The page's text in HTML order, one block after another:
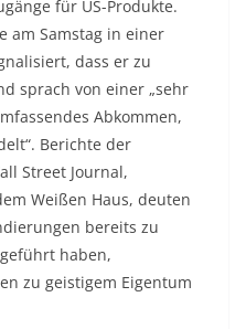
für US-Produkte.
am Samstag in einer
dass er zu
sprach von einer „sehr
Abkommen,
Berichte der
Street Journal,
Weißen Haus, deuten
bereits zu
haben,
zu geistigem Eigentum